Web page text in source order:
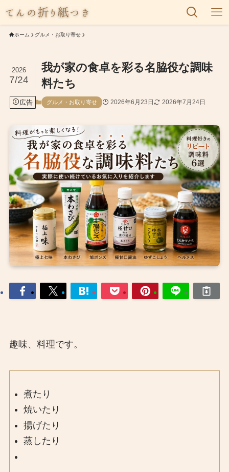
ホーム グルメ・お取り寄せ
我が家の食卓を彩る名脇役な調味
料たち
2026
7/24
広告 グルメ・お取り寄せ 2026年6月23日 2026年7月24日
趣味、料理です。
煮たり
焼いたり
揚げたり
蒸したり